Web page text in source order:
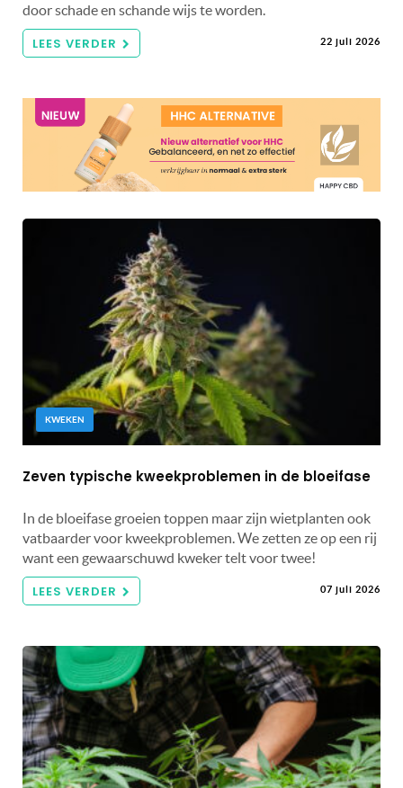
door schade en schande wijs te worden.
LEES VERDER 22 juli 2026
KWEKEN
Zeven typische kweekproblemen in de bloeifase
In de bloeifase groeien toppen maar zijn wietplanten ook
vatbaarder voor kweekproblemen. We zetten ze op een rij
want een gewaarschuwd kweker telt voor twee!
LEES VERDER 07 juli 2026